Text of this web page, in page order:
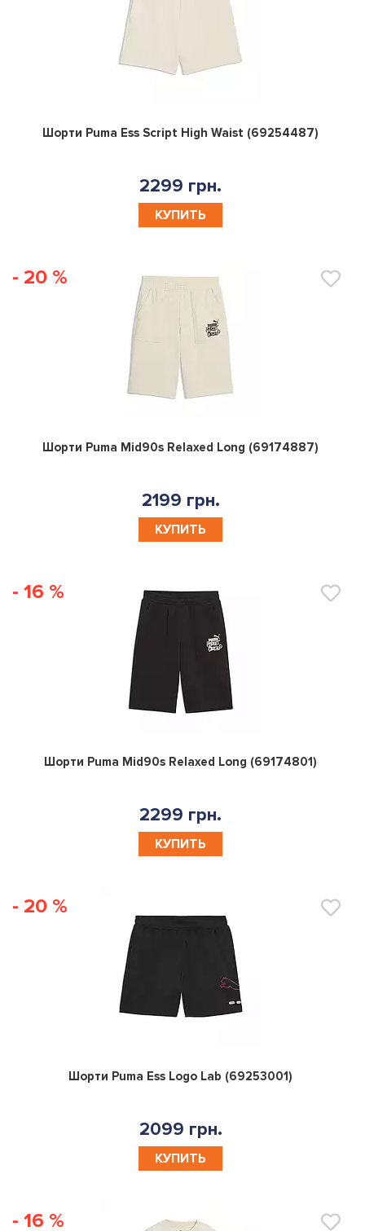
0
Шорти Puma Ess Script High Waist (69254487)
2299 грн.
КУПИТЬ
- 20 %
0
Шорти Puma Mid90s Relaxed Long (69174887)
2199 грн.
КУПИТЬ
- 16 %
0
Шорти Puma Mid90s Relaxed Long (69174801)
2299 грн.
КУПИТЬ
- 20 %
0
Шорти Puma Ess Logo Lab (69253001)
2099 грн.
КУПИТЬ
- 16 %